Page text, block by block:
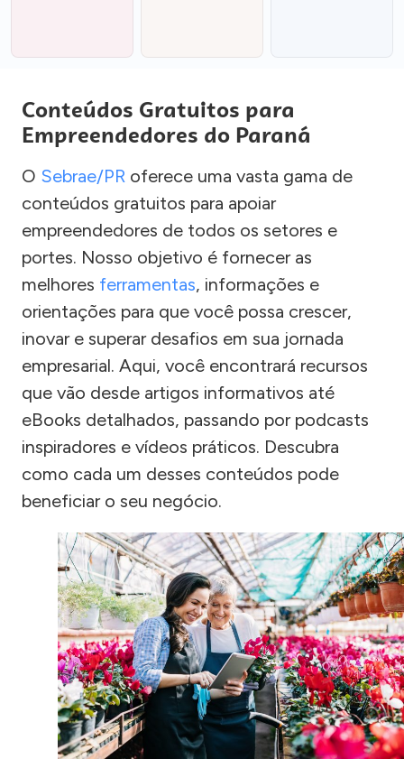
Conteúdos Gratuitos para
Empreendedores do Paraná
O Sebrae/PR oferece uma vasta gama de
conteúdos gratuitos para apoiar
empreendedores de todos os setores e
portes. Nosso objetivo é fornecer as
melhores ferramentas, informações e
orientações para que você possa crescer,
inovar e superar desafios em sua jornada
empresarial. Aqui, você encontrará recursos
que vão desde artigos informativos até
eBooks detalhados, passando por podcasts
inspiradores e vídeos práticos. Descubra
como cada um desses conteúdos pode
beneficiar o seu negócio.